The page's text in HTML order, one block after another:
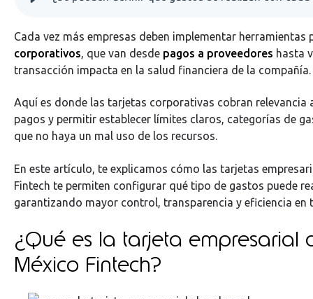
Cada vez más empresas deben implementar herramientas
corporativos, que van desde pagos a proveedores hasta
transacción impacta en la salud financiera de la compañía.
Aquí es donde las tarjetas corporativas cobran relevancia
pagos y permitir establecer límites claros, categorías de
que no haya un mal uso de los recursos.
En este artículo, te explicamos cómo las tarjetas
Fintech te permiten configurar qué tipo de gastos puede
garantizando mayor control, transparencia y eficiencia en
¿Qué es la tarjeta empresarial
México Fintech?